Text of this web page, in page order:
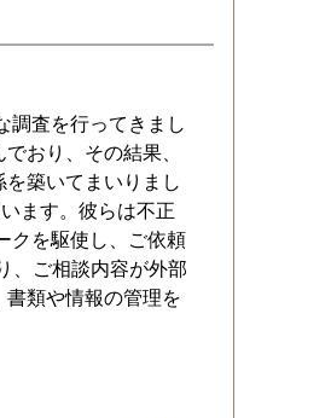
調査を行ってきまし
おり、その結果、
築いてまいりまし
ます。彼らは不正
クを駆使し、ご依頼
、ご相談内容が外部
類や情報の管理を